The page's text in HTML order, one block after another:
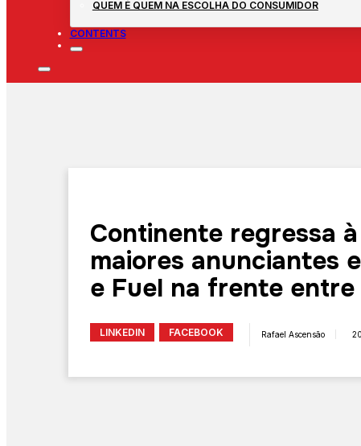
QUEM É QUEM NA ESCOLHA DO CONSUMIDOR
CONTENTS
Continente regressa
maiores anunciantes
e Fuel na frente entre
LINKEDIN FACEBOOK Rafael Ascensão